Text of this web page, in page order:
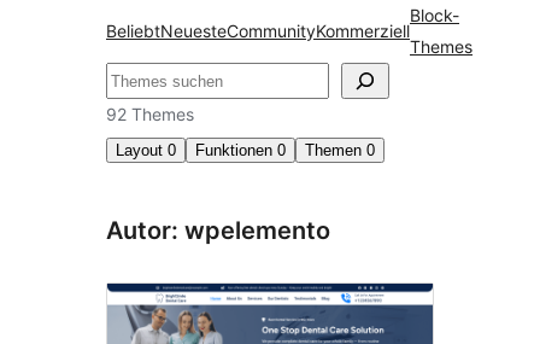
BeliebtNeuesteCommunityKommerziell
Block-
Themes
Suchen
92 Themes
Layout 0 Funktionen 0 Themen 0
Autor: wpelemento